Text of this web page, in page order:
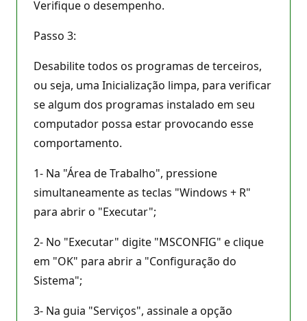
Verifique o desempenho.
Passo 3:
Desabilite todos os programas de terceiros,
ou seja, uma Inicialização limpa, para verificar
se algum dos programas instalado em seu
computador possa estar provocando esse
comportamento.
1- Na "Área de Trabalho", pressione
simultaneamente as teclas "Windows + R"
para abrir o "Executar";
2- No "Executar" digite "MSCONFIG" e clique
em "OK" para abrir a "Configuração do
Sistema";
3- Na guia "Serviços", assinale a opção